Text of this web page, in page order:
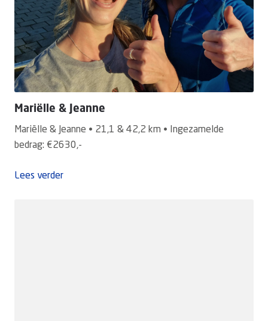
Mariëlle & Jeanne
Mariëlle & Jeanne • 21,1 & 42,2 km • Ingezamelde
bedrag: €2630,-
Lees verder